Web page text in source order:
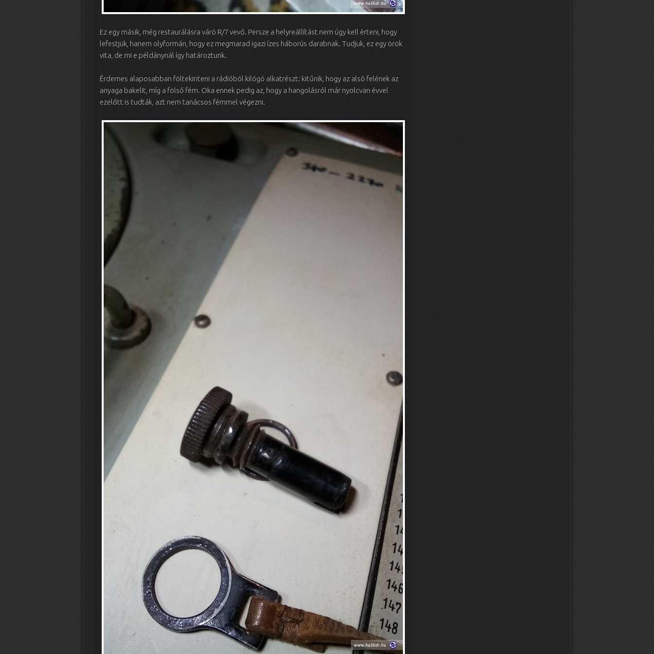
Ez egy másik, még restaurálásra váró R/7 vevő. Persze a helyreállítást nem úgy kell érteni, hogy
lefestjük, hanem olyformán, hogy ez megmarad igazi ízes háborús darabnak. Tudjuk, ez egy örök
vita, de mi e példánynál így határoztunk.
Érdemes alaposabban föltekinteni a rádióból kilógó alkatrészt: kitűnik, hogy az alsó felének az
anyaga bakelit, míg a fölső fém. Oka ennek pedig az, hogy a hangolásról már nyolcvan évvel
ezelőtt is tudták, azt nem tanácsos fémmel végezni.